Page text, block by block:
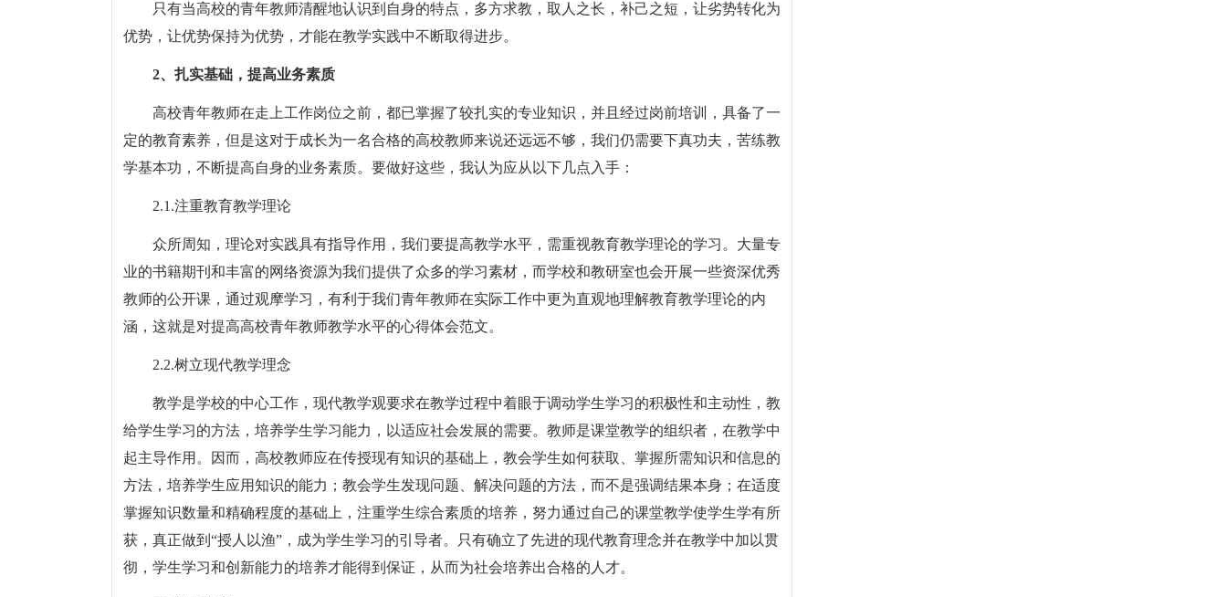
只有当高校的青年教师清醒地认识到自身的特点，多方求教，取人之长，补己之短，让劣势转化为
优势，让优势保持为优势，才能在教学实践中不断取得进步。
2、扎实基础，提高业务素质
高校青年教师在走上工作岗位之前，都已掌握了较扎实的专业知识，并且经过岗前培训，具备了一
定的教育素养，但是这对于成长为一名合格的高校教师来说还远远不够，我们仍需要下真功夫，苦练教
学基本功，不断提高自身的业务素质。要做好这些，我认为应从以下几点入手：
2.1.注重教育教学理论
众所周知，理论对实践具有指导作用，我们要提高教学水平，需重视教育教学理论的学习。大量专
业的书籍期刊和丰富的网络资源为我们提供了众多的学习素材，而学校和教研室也会开展一些资深优秀
教师的公开课，通过观摩学习，有利于我们青年教师在实际工作中更为直观地理解教育教学理论的内
涵，这就是对提高高校青年教师教学水平的心得体会范文。
2.2.树立现代教学理念
教学是学校的中心工作，现代教学观要求在教学过程中着眼于调动学生学习的积极性和主动性，教
给学生学习的方法，培养学生学习能力，以适应社会发展的需要。教师是课堂教学的组织者，在教学中
起主导作用。因而，高校教师应在传授现有知识的基础上，教会学生如何获取、掌握所需知识和信息的
方法，培养学生应用知识的能力；教会学生发现问题、解决问题的方法，而不是强调结果本身；在适度
掌握知识数量和精确程度的基础上，注重学生综合素质的培养，努力通过自己的课堂教学使学生学有所
获，真正做到“授人以渔”，成为学生学习的引导者。只有确立了先进的现代教育理念并在教学中加以贯
彻，学生学习和创新能力的培养才能得到保证，从而为社会培养出合格的人才。